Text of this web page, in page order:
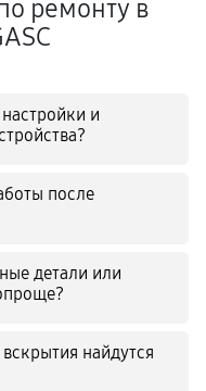
ремонту в
и
после
детали или
найдутся